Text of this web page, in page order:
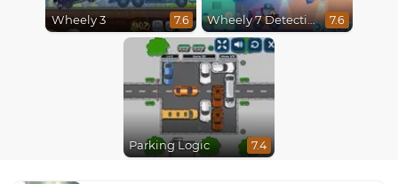
Wheely 3 7.6 Wheely 7 Detective 7.6
Parking Logic 7.4